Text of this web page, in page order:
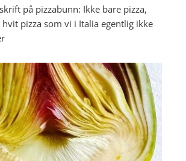
på pizzabunn: Ikke bare pizza,
pizza som vi i Italia egentlig ikke